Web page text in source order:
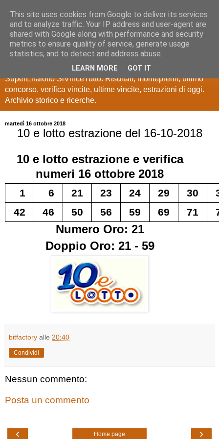
Estrazioni Lotto
SuperEnalotto
Ultime estrazioni di Lotto, SuperEnalotto, 10 e lotto,
SuperEnalotto SiVinceTutto. Risultati, montepremi, ultimo
concorso, verifica vincite, ultime vincite, estrazioni di oggi.
Archivio storico e ricerche.
martedì 16 ottobre 2018
10 e lotto estrazione del 16-10-2018
10 e lotto estrazione e verifica
numeri 16 ottobre 2018
1 6 21 23 24 29 30
42
46 50 56 59 69 71
Numero Oro: 21
Doppio Oro: 21 - 59
bitfactory alle 20:40
Condividi
Nessun commento:
Posta un commento
‹ ›
Home page
This site uses cookies from Google to deliver its services
and to analyze traffic. Your IP address and user-agent are
shared with Google along with performance and security
metrics to ensure quality of service, generate usage
statistics, and to detect and address abuse.
LEARN MORE GOT IT